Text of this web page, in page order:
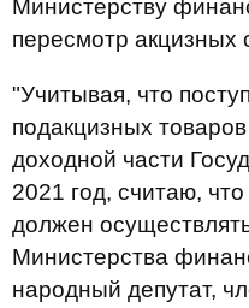
Министерству
пересмотр
"Учитывая, что
подакцизных
доходной части
2021 год, считаю,
должен
Министерства
народный депутат,